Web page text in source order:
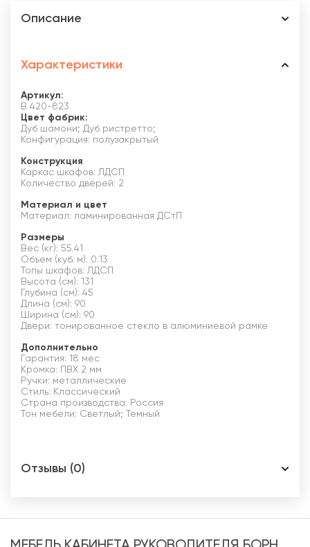
Описание
Характеристики
Артикул:
В 420-823
Цвет фабрик:
Дуб шамони; Дуб ристретто;
Конфигурация: полузакрытый
Конструкция
Каркас шкафов: ЛДСП
Количество дверей: 2
Материал и цвет
Материал: ламинированная ДСтП
Размеры
Вес (кг): 55.41
Объем (куб. м): 0.13
Топы шкафов: ЛДСП
Высота (см): 131
Глубина (см): 45
Длина (см): 90
Ширина (см): 90
Двери: тонированное стекло в алюминиевой рамке
Дополнительно
Гарантия: 18 мес
Кромка: ПВХ 2 мм
Ручки: металлические
Стиль: Классический
Страна производства: Россия
Тон мебели: Светлый; Темный
Отзывы (0)